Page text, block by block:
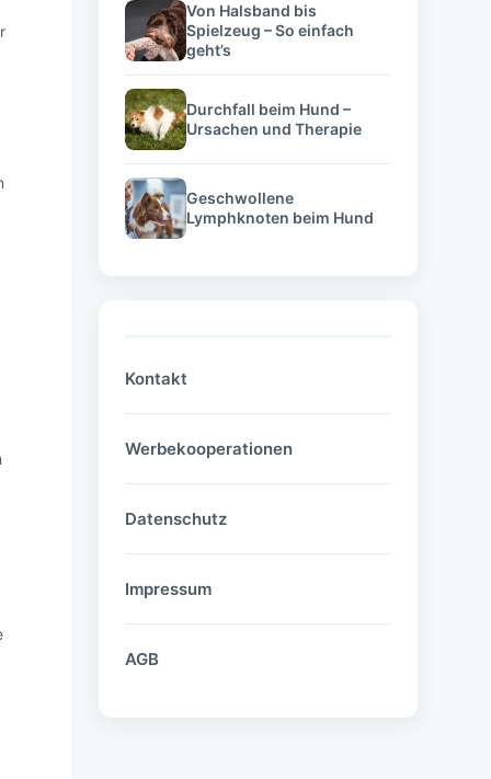
Von Halsband bis
Spielzeug – So einfach
geht’s
Durchfall beim Hund –
Ursachen und Therapie
Geschwollene
Lymphknoten beim Hund
Kontakt
Werbekooperationen
Datenschutz
Impressum
AGB